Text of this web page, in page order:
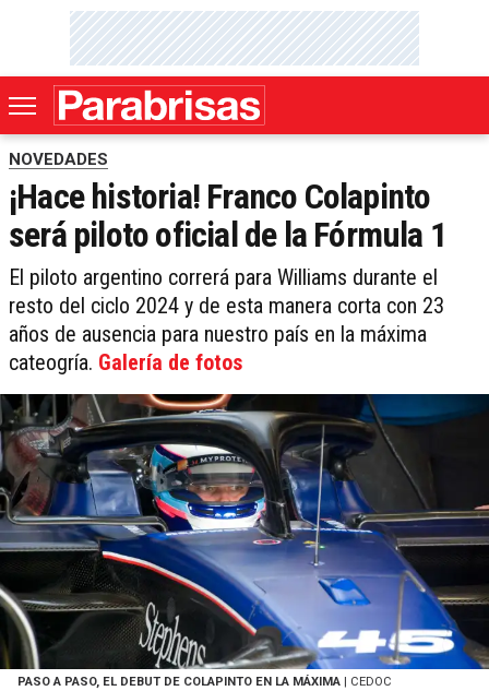
NOVEDADES
¡Hace historia! Franco Colapinto
será piloto oficial de la Fórmula 1
El piloto argentino correrá para Williams durante el
resto del ciclo 2024 y de esta manera corta con 23
años de ausencia para nuestro país en la máxima
cateogría. Galería de fotos
PASO A PASO, EL DEBUT DE COLAPINTO EN LA MÁXIMA | CEDOC